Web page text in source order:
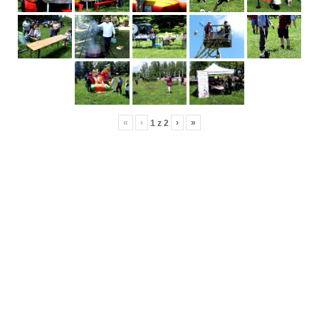
« ‹ 1 z 2 › »